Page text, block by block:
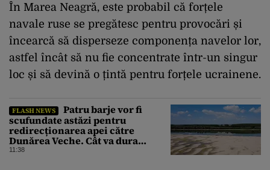
În Marea Neagră, este probabil că forțele
navale ruse se pregătesc pentru provocări și
încearcă să disperseze componența navelor lor,
astfel încât să nu fie concentrate într-un singur
loc și să devină o țintă pentru forțele ucrainene.
FLASH NEWS
Patru barje vor fi
scufundate astăzi pentru
redirecționarea apei către
Dunărea Veche. Cât va dura
operațiunea
11:38